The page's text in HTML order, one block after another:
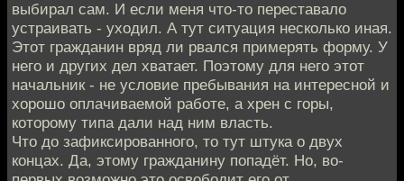
выбирал сам. И если меня что-то переставало
устраивать - уходил. А тут ситуация несколько иная.
Этот гражданин вряд ли рвался примерять форму. У
него и других дел хватает. Поэтому для него этот
начальник - не условие пребывания на интересной и
хорошо оплачиваемой работе, а хрен с горы,
которому типа дали над ним власть.
Что до зафиксированного, то тут штука о двух
концах. Да, этому гражданину попадёт. Но, во-